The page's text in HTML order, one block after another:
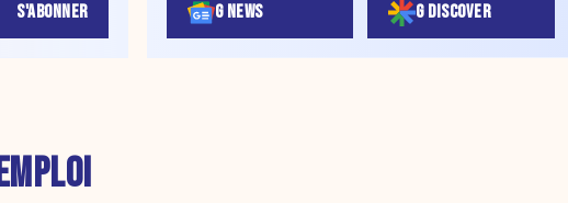
S'ABONNER G NEWS G DISCOVER